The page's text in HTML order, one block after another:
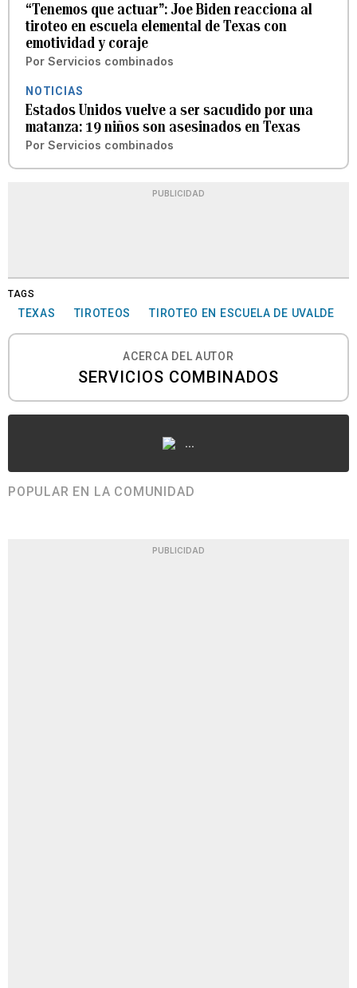
“Tenemos que actuar”: Joe Biden reacciona al
tiroteo en escuela elemental de Texas con
emotividad y coraje
Por Servicios combinados
NOTICIAS
Estados Unidos vuelve a ser sacudido por una
matanza: 19 niños son asesinados en Texas
Por Servicios combinados
PUBLICIDAD
TAGS
TEXAS TIROTEOS TIROTEO EN ESCUELA DE UVALDE
ACERCA DEL AUTOR
SERVICIOS COMBINADOS
...
POPULAR EN LA COMUNIDAD
PUBLICIDAD